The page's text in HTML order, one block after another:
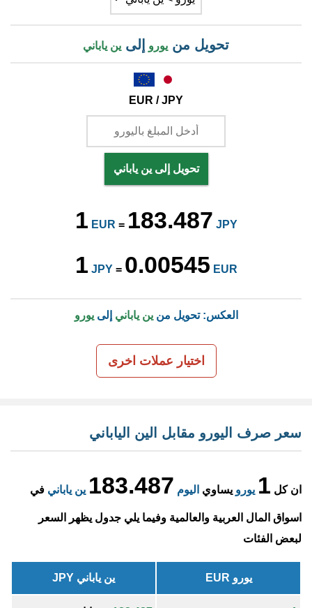
تحويل من يورو إلى ين ياباني
EUR / JPY
تحويل إلى ين ياباني
1 EUR = 183.487 JPY
1 JPY= 0.00545 EUR
العكس: تحويل منين ياباني إلىيورو
اختيار عملات اخرى
سعر صرف اليورو مقابل الين الياباني
ان كل 1 يورو يساوي اليوم 183.487 ين ياباني في
اسواق المال العربية والعالمية وفيما يلي جدول يظهر السعر
لبعض الفئات
يورو EUR ين ياباني JPY